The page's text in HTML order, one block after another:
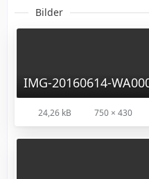
Bilder
IMG-20160614-
24,26 kB 750 × 430